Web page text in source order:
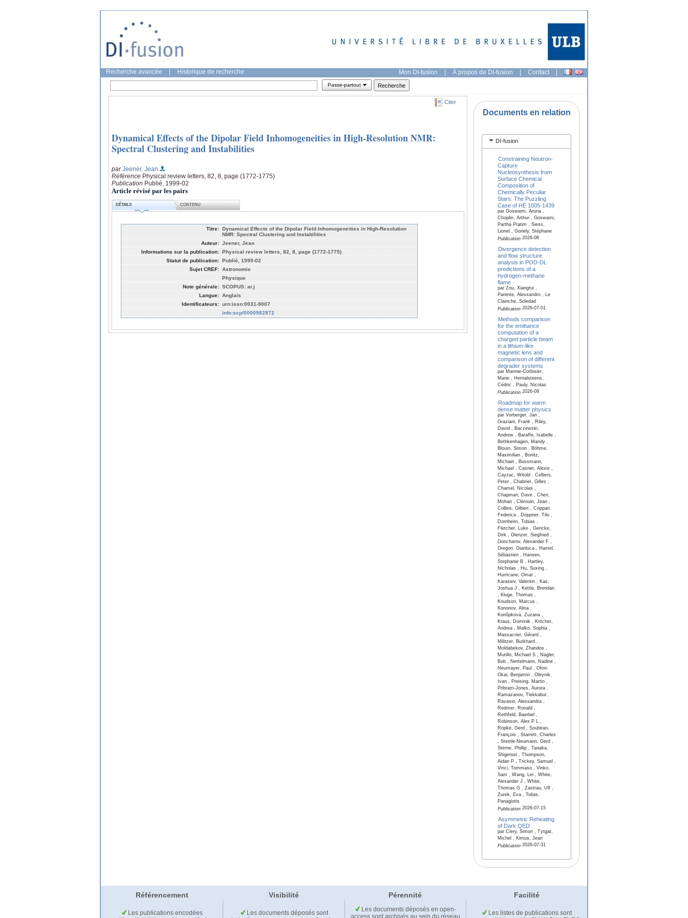
Recherche avancée Historique de recherche Mon DI-fusion | À propos de DI-fusion | Contact |
Passe-partout
Citer
Dynamical Effects of the Dipolar Field Inhomogeneities in High-Resolution NMR:
Spectral Clustering and Instabilities
parJeener, Jean
Référence Physical review letters, 82, 8, page (1772-1775)
Publication Publié, 1999-02
Article révisé par les pairs
DÉTAILS CONTENU
Titre: Dynamical Effects of the Dipolar Field Inhomogeneities in High-Resolution
NMR: Spectral Clustering and Instabilities
Auteur: Jeener, Jean
Informations sur la publication: Physical review letters, 82, 8, page (1772-1775)
Statut de publication: Publié, 1999-02
Sujet CREF: Astronomie
Physique
Note générale: SCOPUS: ar.j
Langue: Anglais
Identificateurs: urn:issn:0031-9007
info:scp/0000982872
Documents en relation
DI-fusion
Constraining Neutron-
Capture
Nucleosynthesis from
Surface Chemical
Composition of
Chemically Peculiar
Stars: The Puzzling
Case of HE 1005-1439
par Goswami, Aruna ,
Choplin, Arthur , Goswami,
Partha Pratim , Siess,
Lionel , Goriely, Stéphane
Publication2026-06
Divergence detection
and flow structure
analysis in POD-DL
predictions of a
hydrogen-methane
flame
par Zou, Xiangrui ,
Parente, Alessandro , Le
Clainche, Soledad
Publication2026-07-01
Methods comparison
for the emittance
computation of a
charged particle beam
in a lithium-like
magnetic lens and
comparison of different
degrader systems
par Mannie-Corbisier,
Marie , Hernalsteens,
Cédric , Pauly, Nicolas
Publication2026-09
Roadmap for warm
dense matter physics
par Vorberger, Jan ,
Graziani, Frank , Riley,
David , Baczewski,
Andrew , Baraffe, Isabelle ,
Bethkenhagen, Mandy ,
Blouin, Simon , Böhme,
Maximilian , Bonitz,
Michael , Bussmann,
Michael , Casner, Alexis ,
Cayzac, Witold , Celliers,
Peter , Chabrier, Gilles ,
Chamel, Nicolas ,
Chapman, Dave , Chen,
Mohan , Clérouin, Jean ,
Collins, Gilbert , Coppari,
Federica , Döppner, Tilo ,
Dornheim, Tobias ,
Fletcher, Luke , Gericke,
Dirk , Glenzer, Siegfried ,
Goncharov, Alexander F ,
Gregori, Gianluca , Hamel,
Sébastien , Hansen,
Stephanie B , Hartley,
Nicholas , Hu, Suxing ,
Hurricane, Omar ,
Karasiev, Valentin , Kas,
Joshua J , Kettle, Brendan
, Kluge, Thomas ,
Knudson, Marcus ,
Kononov, Alina ,
Konôpková, Zuzana ,
Kraus, Dominik , Kritcher,
Andrea , Malko, Sophia ,
Massacrier, Gérard ,
Militzer, Burkhard ,
Moldabekov, Zhandos ,
Murillo, Michael S , Nagler,
Bob , Nettelmann, Nadine ,
Neumayer, Paul , Ofori-
Okai, Benjamin , Oleynik,
Ivan , Preising, Martin ,
Pribram-Jones, Aurora ,
Ramazanov, Tlekkabul ,
Ravasio, Alessandra ,
Redmer, Ronald ,
Rethfeld, Baerbel ,
Robinson, Alex P L ,
Röpke, Gerd , Soubiran,
François , Starrett, Charles
, Steinle-Neumann, Gerd ,
Sterne, Phillip , Tanaka,
Shigenori , Thompson,
Aidan P , Trickey, Samuel ,
Vinci, Tommaso , Vinko,
Sam , Wang, Lei , White,
Alexander J , White,
Thomas G , Zastrau, Ulf ,
Zurek, Eva , Tolias,
Panagiotis
Publication2026-07-15
Asymmetric Reheating
of Dark QED
par Clery, Simon , Tytgat,
Michel , Kimus, Jean
Publication2026-07-31
Référencement Visibilité Pérennité Facilité
Les publications encodées
Les documents déposés sont
Les documents déposés en open-
Les listes de publications sont